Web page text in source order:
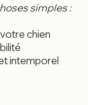
simples :
chien
intemporel